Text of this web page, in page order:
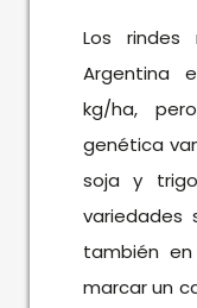
Los rindes
Argentina
kg/ha,
genética
soja y
variedades
también en
marcar un